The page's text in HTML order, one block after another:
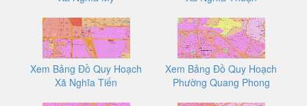
Xem Bảng Đồ Quy Hoạch
Xã Nghĩa Tiến
Xem Bảng Đồ Quy Hoạch
Phường Quang Phong